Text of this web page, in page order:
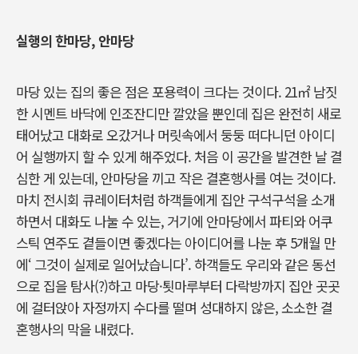
실행의 한마당, 안마당
마당 있는 집의 좋은 점은 포용력이 크다는 것이다. 21㎡ 남짓
한 시멘트 바닥에 인조잔디만 깔았을 뿐인데 집은 완전히 새로
태어났고 대화로 오갔거나 머릿속에서 둥둥 떠다니던 아이디
어 실행까지 할 수 있게 해주었다. 처음 이 공간을 발견한 날 결
심한 게 있는데, 안마당을 끼고 작은 결혼행사를 여는 것이다.
마치 전시회 큐레이터처럼 하객들에게 집안 구석구석을 소개
하면서 대화도 나눌 수 있는, 거기에 안마당에서 파티와 어쿠
스틱 연주도 곁들이면 좋겠다는 아이디어를 나눈 후 5개월 만
에‘ 그것이 실제로 일어났습니다’. 하객들도 우리와 같은 동선
으로 집을 탐사(?)하고 마당·툇마루부터 다락방까지 집안 곳곳
에 걸터앉아 자정까지 수다를 떨며 성대하지 않은, 소소한 결
혼행사의 막을 내렸다.